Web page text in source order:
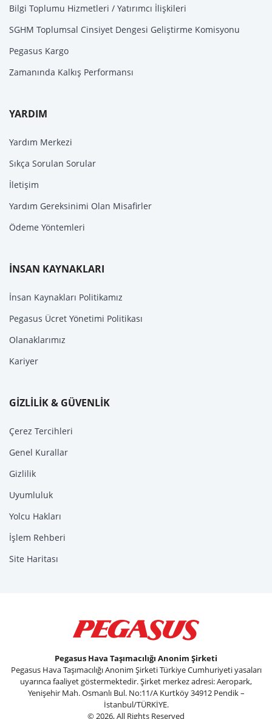
Bilgi Toplumu Hizmetleri / Yatırımcı İlişkileri
SGHM Toplumsal Cinsiyet Dengesi Geliştirme Komisyonu
Pegasus Kargo
Zamanında Kalkış Performansı
YARDIM
Yardım Merkezi
Sıkça Sorulan Sorular
İletişim
Yardım Gereksinimi Olan Misafirler
Ödeme Yöntemleri
İNSAN KAYNAKLARI
İnsan Kaynakları Politikamız
Pegasus Ücret Yönetimi Politikası
Olanaklarımız
Kariyer
GİZLİLİK & GÜVENLİK
Çerez Tercihleri
Genel Kurallar
Gizlilik
Uyumluluk
Yolcu Hakları
İşlem Rehberi
Site Haritası
Pegasus Hava Taşımacılığı Anonim Şirketi
Pegasus Hava Taşımacılığı Anonim Şirketi Türkiye Cumhuriyeti yasaları
uyarınca faaliyet göstermektedir. Şirket merkez adresi: Aeropark,
Yenişehir Mah. Osmanlı Bul. No:11/A Kurtköy 34912 Pendik –
İstanbul/TÜRKİYE.
© 2026, All Rights Reserved